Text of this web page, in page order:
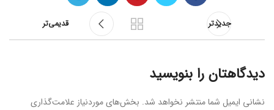
جدیدتر قدیمی‌تر
دیدگاهتان را بنویسید
نشانی ایمیل شما منتشر نخواهد شد. بخش‌های موردنیاز علامت‌گذاری